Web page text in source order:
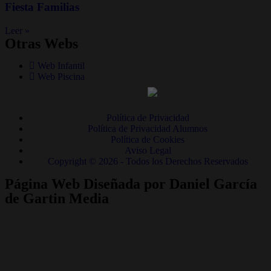
Fiesta Familias
Leer »
Otras Webs
Web Infantil
Web Piscina
Política de Privacidad
Política de Privacidad Alumnos
Política de Cookies
Aviso Legal
Copyright © 2026 - Todos los Derechos Reservados
Página Web Diseñada por Daniel García
de Gartin Media